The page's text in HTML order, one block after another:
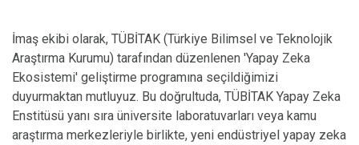
İmaş ekibi olarak, TÜBİTAK (Türkiye Bilimsel ve Teknolojik
Araştırma Kurumu) tarafından düzenlenen 'Yapay Zeka
Ekosistemi' geliştirme programına seçildiğimizi
duyurmaktan mutluyuz. Bu doğrultuda, TÜBİTAK Yapay Zeka
Enstitüsü yanı sıra üniversite laboratuvarları veya kamu
araştırma merkezleriyle birlikte, yeni endüstriyel yapay zeka